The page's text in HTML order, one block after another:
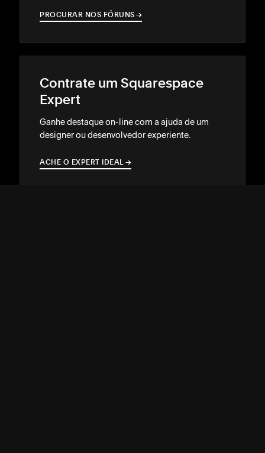
PROCURAR NOS FÓRUNS →
→
Contrate um Squarespace
Expert
Ganhe destaque on-line com a ajuda de um
designer ou desenvolvedor experiente.
ACHE O EXPERT IDEAL →
→